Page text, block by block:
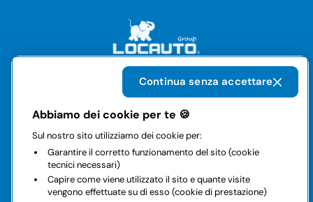
Noleggi
Business
Abbiamo dei cookie per te 🍪
Sul nostro sito utilizziamo dei cookie per:
Garantire il corretto funzionamento del sito (cookie
tecnici necessari)
Capire come viene utilizzato il sito e quante visite
vengono effettuate su di esso (cookie di prestazione)
Continua senza accettare